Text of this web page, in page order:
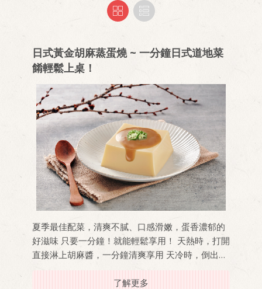
日式黃金胡麻蒸蛋燒 ~ 一分鐘日式道地菜
餚輕鬆上桌！
夏季最佳配菜，清爽不膩、口感滑嫩，蛋香濃郁的
好滋味 只要一分鐘！就能輕鬆享用！ 天熱時，打開
直接淋上胡麻醬，一分鐘清爽享用 天冷時，倒出水
炊蛋微波加熱，再淋上胡麻醬汁，三分鐘溫食暖心
了解更多